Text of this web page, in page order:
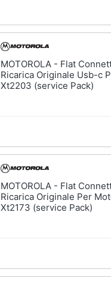
MOTOROLA - Flat
Ricarica Originale Usb-c
Xt2203 (service Pack)
MOTOROLA - Flat
Ricarica Originale Per
Xt2173 (service Pack)